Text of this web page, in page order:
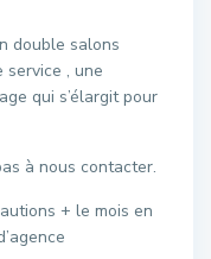
double salons
, une
qui s’élargit pour
à nous contacter.
+ le mois en